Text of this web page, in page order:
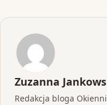
Zuzanna
Redakcja bloga